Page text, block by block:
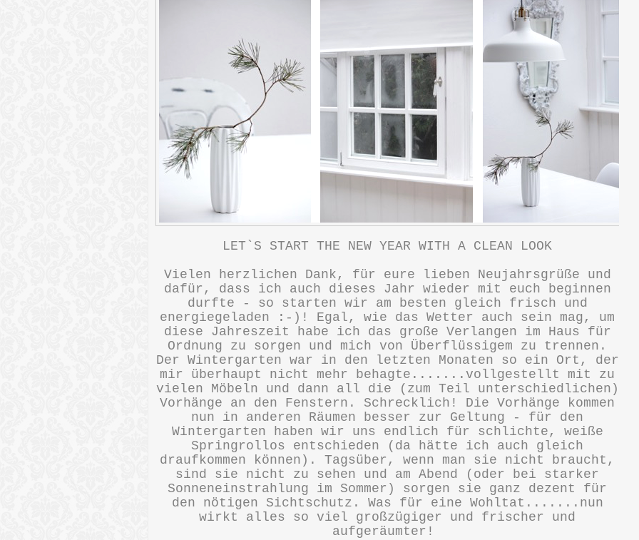
LET`S START THE NEW YEAR WITH A CLEAN LOOK
Vielen herzlichen Dank, für eure lieben Neujahrsgrüße und
dafür, dass ich auch dieses Jahr wieder mit euch beginnen
durfte - so starten wir am besten gleich frisch und
energiegeladen :-)! Egal, wie das Wetter auch sein mag, um
diese Jahreszeit habe ich das große Verlangen im Haus für
Ordnung zu sorgen und mich von Überflüssigem zu trennen.
Der Wintergarten war in den letzten Monaten so ein Ort, der
mir überhaupt nicht mehr behagte.......vollgestellt mit zu
vielen Möbeln und dann all die (zum Teil unterschiedlichen)
Vorhänge an den Fenstern. Schrecklich! Die Vorhänge kommen
nun in anderen Räumen besser zur Geltung - für den
Wintergarten haben wir uns endlich für schlichte, weiße
Springrollos entschieden (da hätte ich auch gleich
draufkommen können). Tagsüber, wenn man sie nicht braucht,
sind sie nicht zu sehen und am Abend (oder bei starker
Sonneneinstrahlung im Sommer) sorgen sie ganz dezent für
den nötigen Sichtschutz. Was für eine Wohltat.......nun
wirkt alles so viel großzügiger und frischer und
aufgeräumter!